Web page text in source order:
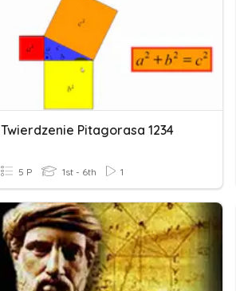
Twierdzenie Pitagorasa 1234
5 P 1st - 6th 1